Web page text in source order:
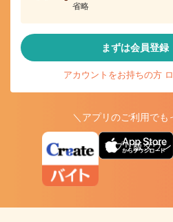
省略
まずは会員登録
アカウントをお持ちの方
＼アプリのご利用でも
アプリ版ダウ